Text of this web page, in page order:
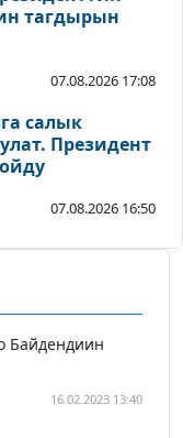
тагдырын
07.08.2026 17:08
салык
Президент
07.08.2026 16:50
Байдендиин
16.02.2023 13:40